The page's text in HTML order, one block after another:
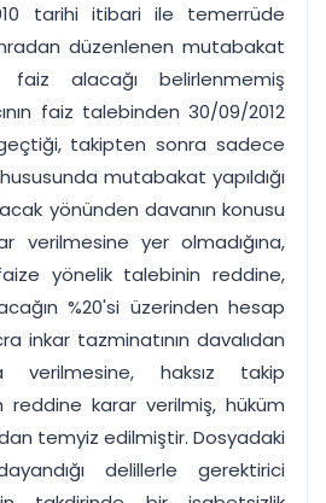
tarihi itibari ile temerrüde
düzenlenen mutabakat
alacağı belirlenmemiş
faiz talebinden 30/09/2012
takipten sonra sadece
hususunda mutabakat yapıldığı
yönünden davanın konusu
verilmesine yer olmadığına,
yönelik talebinin reddine,
%20'si üzerinden hesap
inkar tazminatının davalıdan
verilmesine, haksız takip
reddine karar verilmiş, hüküm
temyiz edilmiştir. Dosyadaki
delillerle gerektirici